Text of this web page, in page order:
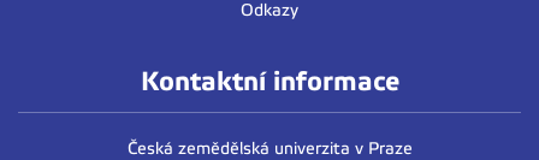
Odkazy
Kontaktní informace
Česká zemědělská univerzita v Praze